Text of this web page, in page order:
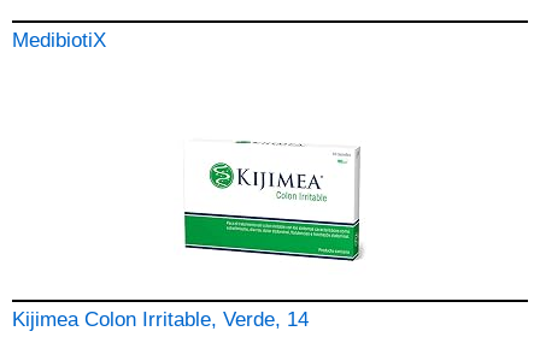
MedibiotiX
Kijimea Colon Irritable, Verde, 14